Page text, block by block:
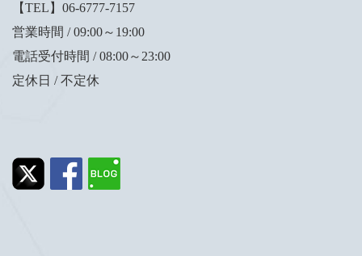
【TEL】06-6777-7157
営業時間 / 09:00～19:00
電話受付時間 / 08:00～23:00
定休日 / 不定休